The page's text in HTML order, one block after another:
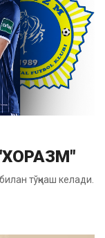
тўқнаш келади.